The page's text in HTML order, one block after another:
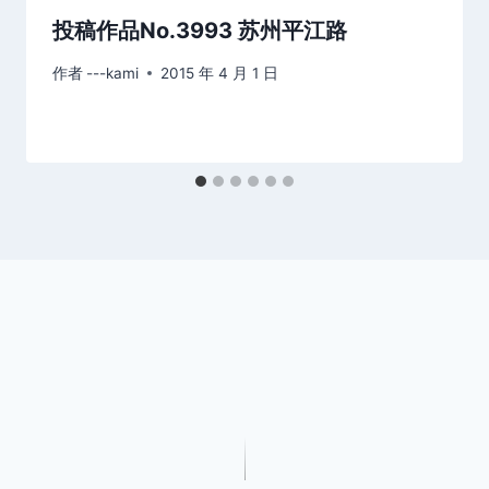
投稿作品No.3993 苏州平江路
作者 ---kami 2015 年 4 月 1 日